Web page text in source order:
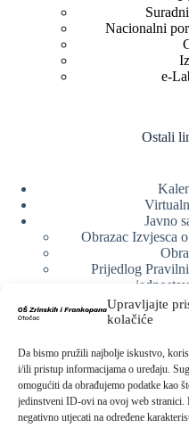
Upravljajte
kolačiće
Da bismo pružili najbolje iskustvo,
i/ili pristup informacijama o uređaju.
omogućiti da obrađujemo podatke kao
jedinstveni ID-ovi na ovoj web stranici.
negativno utjecati na određene
Nacionalni
e-
Ostali
Javno
Obrazac Izvjesca
Prijedlog
Obrazlozenje uz
postupka
Politika o